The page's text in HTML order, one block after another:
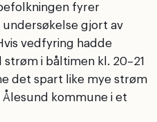
fyrer
gjort av
vedfyring hadde
i båltimen kl. 20–21
det spart like mye strøm
kommune i et